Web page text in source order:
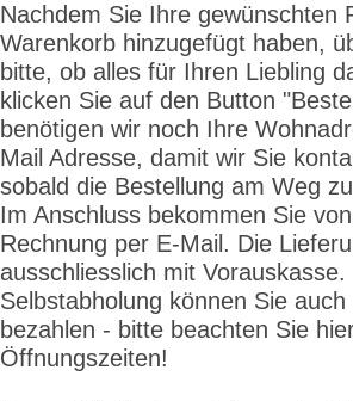
Nachdem Sie Ihre gewünschten
Warenkorb hinzugefügt haben,
bitte, ob alles für Ihren Liebling
klicken Sie auf den Button
benötigen wir noch Ihre
Mail Adresse, damit wir Sie
sobald die Bestellung am Weg
Im Anschluss bekommen Sie
Rechnung per E-Mail. Die
ausschliesslich mit Vorauskasse.
Selbstabholung können Sie
bezahlen - bitte beachten Sie
Öffnungszeiten!